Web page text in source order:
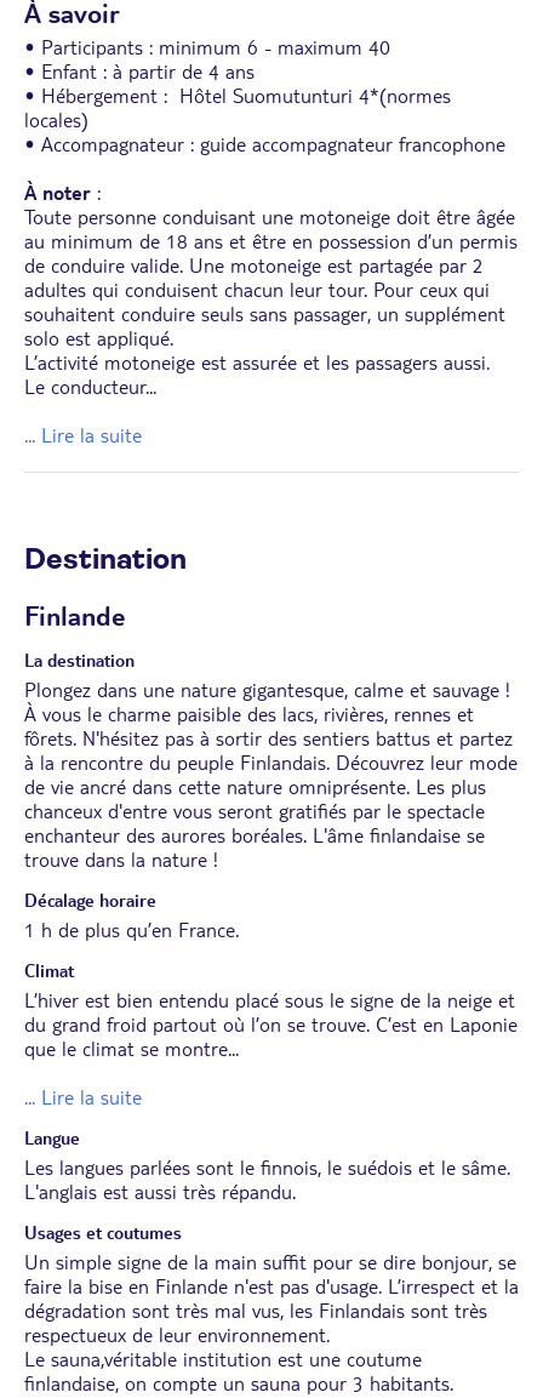
À savoir
• Participants : minimum 6 - maximum 40
• Enfant : à partir de 4 ans
• Hébergement : Hôtel Suomutunturi 4*(normes
locales)
• Accompagnateur : guide accompagnateur francophone
À noter :
Toute personne conduisant une motoneige doit être âgée
au minimum de 18 ans et être en possession d’un permis
de conduire valide. Une motoneige est partagée par 2
adultes qui conduisent chacun leur tour. Pour ceux qui
souhaitent conduire seuls sans passager, un supplément
solo est appliqué.
L’activité motoneige est assurée et les passagers aussi.
Le conducteur...
... Lire la suite
Destination
Finlande
La destination
Plongez dans une nature gigantesque, calme et sauvage !
À vous le charme paisible des lacs, rivières, rennes et
fôrets. N'hésitez pas à sortir des sentiers battus et partez
à la rencontre du peuple Finlandais. Découvrez leur mode
de vie ancré dans cette nature omniprésente. Les plus
chanceux d'entre vous seront gratifiés par le spectacle
enchanteur des aurores boréales. L'âme finlandaise se
trouve dans la nature !
Décalage horaire
1 h de plus qu’en France.
Climat
L’hiver est bien entendu placé sous le signe de la neige et
du grand froid partout où l’on se trouve. C’est en Laponie
que le climat se montre...
... Lire la suite
Langue
Les langues parlées sont le finnois, le suédois et le sâme.
L'anglais est aussi très répandu.
Usages et coutumes
Un simple signe de la main suffit pour se dire bonjour, se
faire la bise en Finlande n'est pas d'usage. L’irrespect et la
dégradation sont très mal vus, les Finlandais sont très
respectueux de leur environnement.
Le sauna,véritable institution est une coutume
finlandaise, on compte un sauna pour 3 habitants.